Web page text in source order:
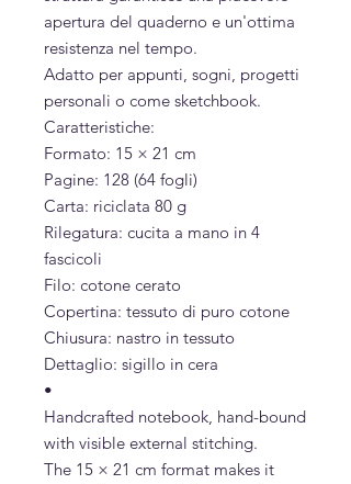
apertura del quaderno e un'ottima
resistenza nel tempo.
Adatto per appunti, sogni, progetti
personali o come sketchbook.
Caratteristiche:
Formato: 15 × 21 cm
Pagine: 128 (64 fogli)
Carta: riciclata 80 g
Rilegatura: cucita a mano in 4
fascicoli
Filo: cotone cerato
Copertina: tessuto di puro cotone
Chiusura: nastro in tessuto
Dettaglio: sigillo in cera
•
Handcrafted notebook, hand-bound
with visible external stitching.
The 15 × 21 cm format makes it